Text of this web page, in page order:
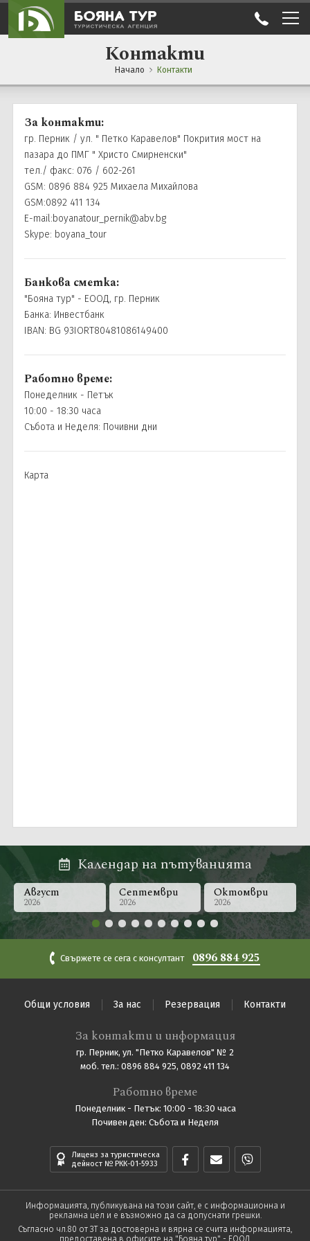
Почивки Турция
Почивка в Испания
Почивка в Албания
Почивка в Тунис
Почивка Малдиви
Почивки в Египет
Израел и Йордания
Почивка Бабин зуб-Сърбия
Почивки в България
Почивки в Италия
Почивки в Гърция
Промоции
Екскурзии
Еднодневни екскурзии
Екскурзии със самолет
Автобусни екскурзии
Празници
Трети Март
Великден
Майски празници
Коледа
Нова година
Екзотични дестинации
Още
Резервация
0896 884 925
Контакти
Начало Контакти
За контакти:
гр. Перник / ул. " Петко Каравелов" Покрития мост на
пазара до ПМГ " Христо Смирненски"
тел./ факс: 076 / 602-261
GSM: 0896 884 925 Михаела Михайлова
GSM:0892 411 134
E-mail:boyanatour_pernik@abv.bg
Skype: boyana_tour
Банкова сметка:
"Бояна тур" - ЕООД, гр. Перник
Банка: Инвестбанк
IBAN: BG 93IORT80481086149400
Работно време:
Понеделник - Петък
10:00 - 18:30 часа
Събота и Неделя: Почивни дни
Карта
Календар на пътуванията
Август
2026
Септември
2026
Октомври
2026
Свържете се сега с консултант 0896 884 925
Общи условия За нас Резервация Контакти
За контакти и информация
гр. Перник, ул. "Петко Каравелов" № 2
моб. тел.: 0896 884 925, 0892 411 134
Работно време
Понеделник - Петък: 10:00 - 18:30 часа
Почивен ден: Събота и Неделя
Лиценз за туристическа
дейност № РКК-01-5933
Информацията, публикувана на този сайт, е с информационна и
рекламна цел и е възможно да са допуснати грешки.
Съгласно чл.80 от ЗТ за достоверна и вярна се счита информацията,